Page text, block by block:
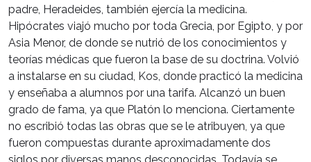
padre, Heradeides, también ejercía la medicina.
Hipócrates viajó mucho por toda Grecia, por Egipto, y por
Asia Menor, de donde se nutrió de los conocimientos y
teorías médicas que fueron la base de su doctrina. Volvió
a instalarse en su ciudad, Kos, donde practicó la medicina
y enseñaba a alumnos por una tarifa. Alcanzó un buen
grado de fama, ya que Platón lo menciona. Ciertamente
no escribió todas las obras que se le atribuyen, ya que
fueron compuestas durante aproximadamente dos